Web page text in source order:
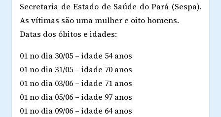
Secretaria de Estado de Saúde do Pará (Sespa).
As vítimas são uma mulher e oito homens.
Datas dos óbitos e idades:
01 no dia 30/05 – idade 54 anos
01 no dia 31/05 – idade 70 anos
01 no dia 03/06 – idade 71 anos
01 no dia 05/06 – idade 97 anos
01 no dia 09/06 – idade 64 anos